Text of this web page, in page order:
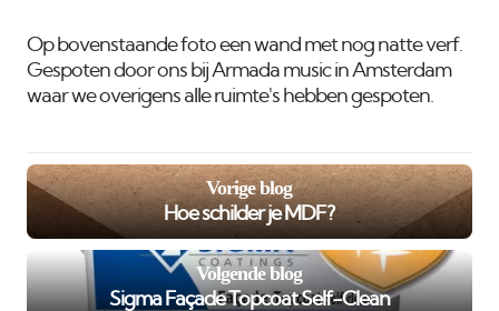
Op bovenstaande foto een wand met nog natte verf.
Gespoten door ons bij Armada music in Amsterdam
waar we overigens alle ruimte's hebben gespoten.
Vorige blog
Hoe schilder je MDF?
Volgende blog
Sigma Façade Topcoat Self-Clean